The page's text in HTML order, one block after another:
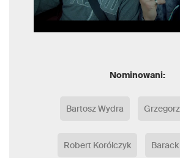
Nominowani:
Bartosz Wydra
Robert Korólczyk